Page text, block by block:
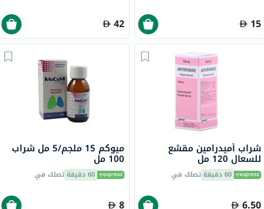
15
42
شراب أميدرامين مقشع
للسعال 120 مل
60 دقيقة تصلك في
6.50
ميوكم 15 ملجم/5 مل شراب
100 مل
60 دقيقة تصلك في
8